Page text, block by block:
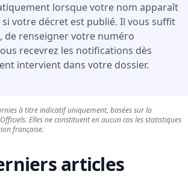
lorsque votre nom apparaît
si votre décret est publié. Il vous suffit
de renseigner votre numéro
recevrez les notifications dès
intervient dans votre dossier.
à titre indicatif uniquement, basées sur la
Elles ne constituent en aucun cas les statistiques
française.
articles